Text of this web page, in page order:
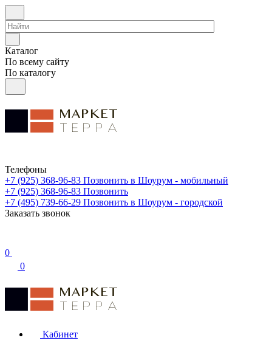
Каталог
По всему сайту
По каталогу
Телефоны
+7 (925) 368-96-83 Позвонить в Шоурум - мобильный
+7 (925) 368-96-83 Позвонить
+7 (495) 739-66-29 Позвонить в Шоурум - городской
Заказать звонок
0
0
Кабинет